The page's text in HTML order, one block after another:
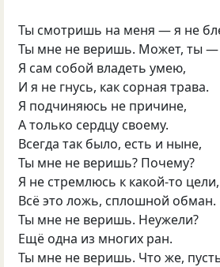
Ты смотришь на меня — я не
Ты мне не веришь. Может, ты —
Я сам собой владеть умею,
И я не гнусь, как сорная трава.
Я подчиняюсь не причине,
А только сердцу своему.
Всегда так было, есть и ныне,
Ты мне не веришь? Почему?
Я не стремлюсь к какой-то цели,
Всё это ложь, сплошной обман.
Ты мне не веришь. Неужели?
Ещё одна из многих ран.
Ты мне не веришь. Что же,